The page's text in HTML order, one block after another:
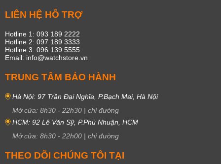
LIÊN HỆ HỖ TRỢ
Hotline 1: 093 189 2222
Hotline 2: 097 189 3333
Hotline 3: 096 139 5555
Email: info@watchstore.vn
TRUNG TÂM BẢO HÀNH
Hà Nội: 97 Trần Đại Nghĩa, P.Bạch Mai, Hà Nội
Mở cửa: 8h30 - 22h30 | chỉ đường
HCM: 92 Lê Văn Sỹ, P.Phú Nhuận, HCM
Mở cửa: 8h30 - 22h00 | chỉ đường
THEO DÕI CHÚNG TÔI TẠI